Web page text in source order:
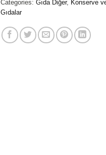
Categories: Gıda Diğer, Konserve
Gıdalar